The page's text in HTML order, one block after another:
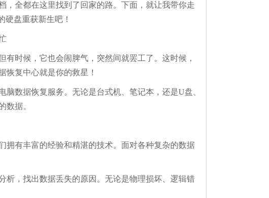
，全都在这里找到了回家的路。下面，就让我带你走
硬盘重获新生吧！
时候，它也会闹脾气，突然间就罢工了。这时候，
恢复中心就是你的救星！
数据恢复服务。无论是台式机、笔记本，还是U盘、
数据。
拥有丰富的经验和精湛的技术。面对各种复杂的数据
析，找出数据丢失的原因。无论是物理损坏、逻辑错